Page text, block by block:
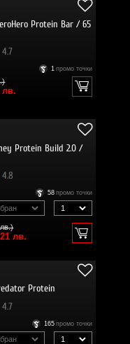
Protein Bar / 65
4.7
1 промо точки
лв.
Protein Build 2.0 /
4.8
58 промо точки
лв.
Protein
4.7
165 промо точки